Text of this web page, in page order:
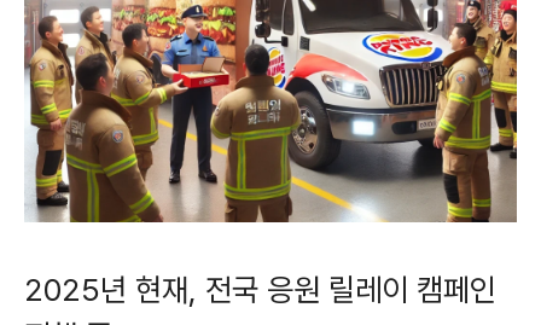
2025년 현재, 전국 응원 릴레이 캠페인